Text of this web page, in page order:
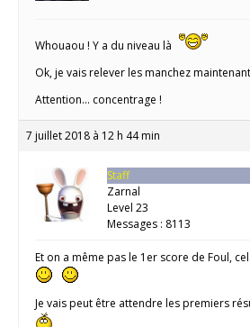
Whouaou ! Y a du niveau là
Ok, je vais relever les manchez
Attention… concentrage !
7 juillet 2018 à 12 h 44 min
Staff
Zarnal
Level 23
Messages : 8113
Et on a même pas le 1er score de Foul,
Je vais peut être attendre les premiers